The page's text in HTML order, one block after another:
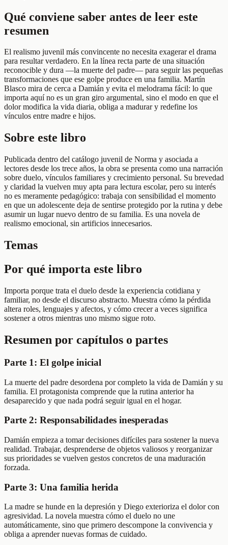
Qué conviene saber antes de leer este
resumen
El realismo juvenil más convincente no necesita exagerar el drama
para resultar verdadero. En la línea recta parte de una situación
reconocible y dura —la muerte del padre— para seguir las pequeñas
transformaciones que ese golpe produce en una familia. Martín
Blasco mira de cerca a Damián y evita el melodrama fácil: lo que
importa aquí no es un gran giro argumental, sino el modo en que el
dolor modifica la vida diaria, obliga a madurar y redefine los
vínculos entre madre e hijos.
Sobre este libro
Publicada dentro del catálogo juvenil de Norma y asociada a
lectores desde los trece años, la obra se presenta como una narración
sobre duelo, vínculos familiares y crecimiento personal. Su brevedad
y claridad la vuelven muy apta para lectura escolar, pero su interés
no es meramente pedagógico: trabaja con sensibilidad el momento
en que un adolescente deja de sentirse protegido por la rutina y debe
asumir un lugar nuevo dentro de su familia. Es una novela de
realismo emocional, sin artificios innecesarios.
Temas
Por qué importa este libro
Importa porque trata el duelo desde la experiencia cotidiana y
familiar, no desde el discurso abstracto. Muestra cómo la pérdida
altera roles, lenguajes y afectos, y cómo crecer a veces significa
sostener a otros mientras uno mismo sigue roto.
Resumen por capítulos o partes
Parte 1: El golpe inicial
La muerte del padre desordena por completo la vida de Damián y su
familia. El protagonista comprende que la rutina anterior ha
desaparecido y que nada podrá seguir igual en el hogar.
Parte 2: Responsabilidades inesperadas
Damián empieza a tomar decisiones difíciles para sostener la nueva
realidad. Trabajar, desprenderse de objetos valiosos y reorganizar
sus prioridades se vuelven gestos concretos de una maduración
forzada.
Parte 3: Una familia herida
La madre se hunde en la depresión y Diego exterioriza el dolor con
agresividad. La novela muestra cómo el duelo no une
automáticamente, sino que primero descompone la convivencia y
obliga a aprender nuevas formas de cuidado.